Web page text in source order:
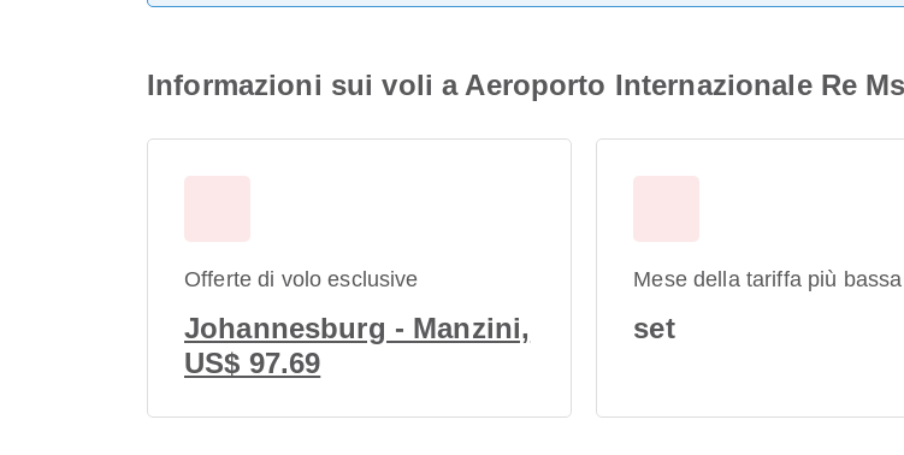
Informazioni sui voli a Aeroporto Internazionale Re
Offerte di volo esclusive
Johannesburg - Manzini,
US$ 97.69
Mese della tariffa più bassa
set